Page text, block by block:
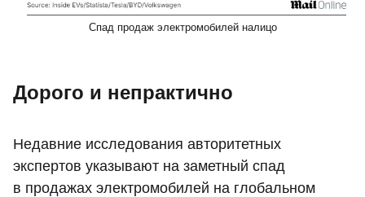
Спад продаж электромобилей налицо
Дорого и непрактично
Недавние исследования авторитетных
экспертов указывают на заметный спад
в продажах электромобилей на глобальном